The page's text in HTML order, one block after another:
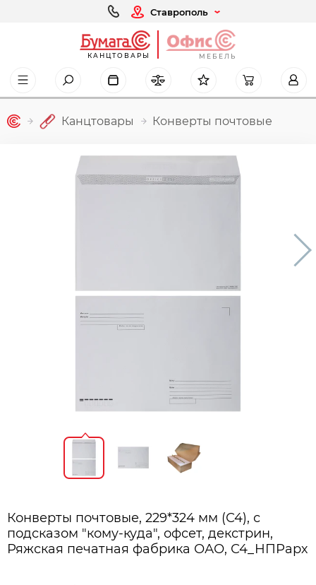
Ставрополь
КАНЦТОВАРЫ МЕБЕЛЬ
Канцтовары Конверты почтовые
Конверты почтовые, 229*324 мм (С4), с
подсказом "кому-куда", офсет, декстрин,
Ряжская печатная фабрика ОАО, С4_НПРарх